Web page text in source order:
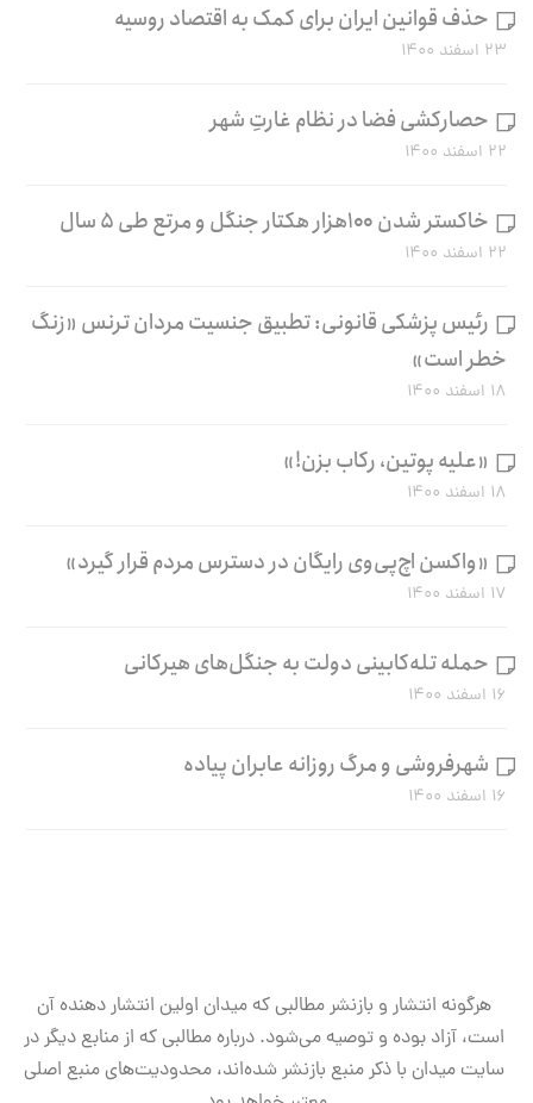
حذف قوانین ایران برای کمک به اقتصاد روسیه
۲۳ اسفند ۱۴۰۰
حصارکشی فضا در نظام غارتِ شهر
۲۲ اسفند ۱۴۰۰
خاکستر شدن ۱۰۰هزار هکتار جنگل و مرتع طی ۵ سال
۲۲ اسفند ۱۴۰۰
رئیس پزشکی قانونی: تطبیق جنسیت مردان ترنس «زنگ
خطر است»
۱۸ اسفند ۱۴۰۰
«علیه پوتین، رکاب بزن!»
۱۸ اسفند ۱۴۰۰
«واکسن اچ‌پی‌وی رایگان در دسترس مردم قرار گیرد»
۱۷ اسفند ۱۴۰۰
حمله تله‌کابینی دولت به جنگل‌های هیرکانی
۱۶ اسفند ۱۴۰۰
شهرفروشی و مرگ روزانه عابران پیاده
۱۶ اسفند ۱۴۰۰
هرگونه انتشار و بازنشر مطالبی که میدان اولین انتشار دهنده آن
است، آزاد بوده و توصیه می‌شود. درباره مطالبی که از منابع دیگر در
سایت میدان با ذکر منبع بازنشر شده‌اند، محدودیت‌های منبع اصلی